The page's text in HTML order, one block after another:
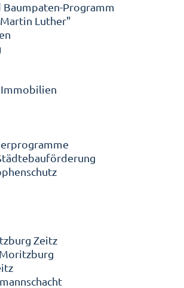
Baumpaten-Programm
Luther"
Immobilien
Zeitz